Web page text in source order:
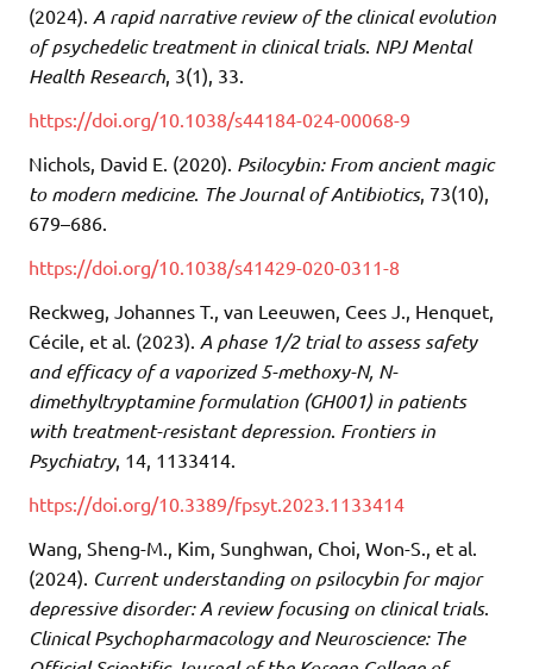
(2024). A rapid narrative review of the clinical evolution
of psychedelic treatment in clinical trials. NPJ Mental
Health Research, 3(1), 33.
https://doi.org/10.1038/s44184-024-00068-9
Nichols, David E. (2020). Psilocybin: From ancient magic
to modern medicine. The Journal of Antibiotics, 73(10),
679–686.
https://doi.org/10.1038/s41429-020-0311-8
Reckweg, Johannes T., van Leeuwen, Cees J., Henquet,
Cécile, et al. (2023). A phase 1/2 trial to assess safety
and efficacy of a vaporized 5-methoxy-N, N-
dimethyltryptamine formulation (GH001) in patients
with treatment-resistant depression. Frontiers in
Psychiatry, 14, 1133414.
https://doi.org/10.3389/fpsyt.2023.1133414
Wang, Sheng-M., Kim, Sunghwan, Choi, Won-S., et al.
(2024). Current understanding on psilocybin for major
depressive disorder: A review focusing on clinical trials.
Clinical Psychopharmacology and Neuroscience: The